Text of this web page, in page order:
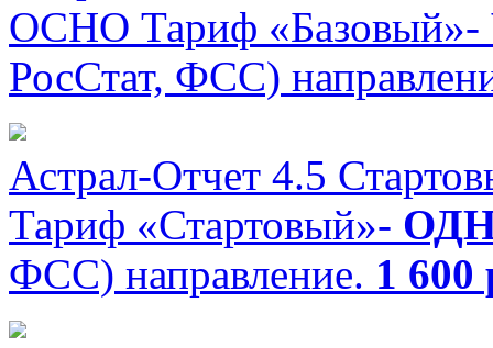
ОСНО Тариф «Базовый»-
РосСтат, ФСС)
Астрал-Отчет 4.5
Тариф «Стартовый»-
ФСС) направление. 1 600